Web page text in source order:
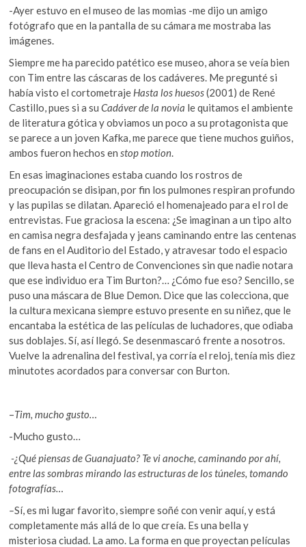
-Ayer estuvo en el museo de las momias -me dijo un amigo
fotógrafo que en la pantalla de su cámara me mostraba las
imágenes.
Siempre me ha parecido patético ese museo, ahora se veía bien
con Tim entre las cáscaras de los cadáveres. Me pregunté si
había visto el cortometraje Hasta los huesos(2001) de René
Castillo, pues si a suCadáver de la novia le quitamos el ambiente
de literatura gótica y obviamos un poco a su protagonista que
se parece a un joven Kafka, me parece que tiene muchos guiños,
ambos fueron hechos enstop motion.
En esas imaginaciones estaba cuando los rostros de
preocupación se disipan, por fin los pulmones respiran profundo
y las pupilas se dilatan. Apareció el homenajeado para el rol de
entrevistas. Fue graciosa la escena: ¿Se imaginan a un tipo alto
en camisa negra desfajada y jeans caminando entre las centenas
de fans en el Auditorio del Estado, y atravesar todo el espacio
que lleva hasta el Centro de Convenciones sin que nadie notara
que ese individuo era Tim Burton?… ¿Cómo fue eso? Sencillo, se
puso una máscara de Blue Demon. Dice que las colecciona, que
la cultura mexicana siempre estuvo presente en su niñez, que le
encantaba la estética de las películas de luchadores, que odiaba
sus doblajes. Sí, así llegó. Se desenmascaró frente a nosotros.
Vuelve la adrenalina del festival, ya corría el reloj, tenía mis diez
minutotes acordados para conversar con Burton.
–Tim, mucho gusto…
-Mucho gusto…
-¿Qué piensas de Guanajuato? Te vi anoche, caminando por ahí,
entre las sombras mirando las estructuras de los túneles, tomando
fotografías…
–Sí, es mi lugar favorito, siempre soñé con venir aquí, y está
completamente más allá de lo que creía. Es una bella y
misteriosa ciudad. La amo. La forma en que proyectan películas